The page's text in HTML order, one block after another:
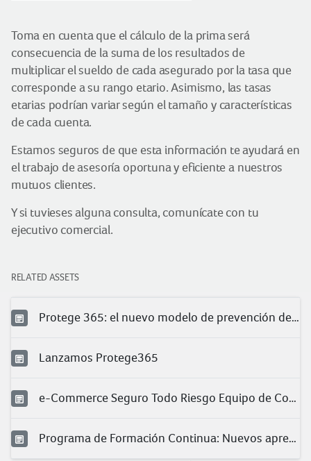
Toma en cuenta que el cálculo de la prima será
consecuencia de la suma de los resultados de
multiplicar el sueldo de cada asegurado por la tasa que
corresponde a su rango etario. Asimismo, las tasas
etarias podrían variar según el tamaño y características
de cada cuenta.
Estamos seguros de que esta información te ayudará en
el trabajo de asesoría oportuna y eficiente a nuestros
mutuos clientes.
Y si tuvieses alguna consulta, comunícate con tu
ejecutivo comercial.
RELATED ASSETS
Protege 365: el nuevo modelo de prevención de Pacífico
Lanzamos Protege365
e-Commerce Seguro Todo Riesgo Equipo de Contratista (TREC)
Programa de Formación Continua: Nuevos aprendizajes para nuestros clientes